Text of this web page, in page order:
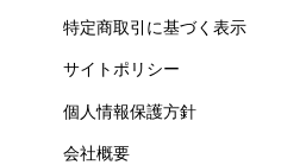
特定商取引に基づく表示
サイトポリシー
個人情報保護方針
会社概要